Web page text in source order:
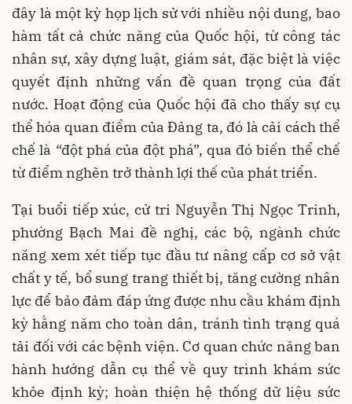
đây là một kỳ họp lịch sử với nhiều nội dung, bao
hàm tất cả chức năng của Quốc hội, từ công tác
nhân sự, xây dựng luật, giám sát, đặc biệt là việc
quyết định những vấn đề quan trọng của đất
nước. Hoạt động của Quốc hội đã cho thấy sự cụ
thể hóa quan điểm của Đảng ta, đó là cải cách thể
chế là “đột phá của đột phá”, qua đó biến thể chế
từ điểm nghẽn trở thành lợi thế của phát triển.
Tại buổi tiếp xúc, cử tri Nguyễn Thị Ngọc Trinh,
phường Bạch Mai đề nghị, các bộ, ngành chức
năng xem xét tiếp tục đầu tư nâng cấp cơ sở vật
chất y tế, bổ sung trang thiết bị, tăng cường nhân
lực để bảo đảm đáp ứng được nhu cầu khám định
kỳ hằng năm cho toàn dân, tránh tình trạng quá
tải đối với các bệnh viện. Cơ quan chức năng ban
hành hướng dẫn cụ thể về quy trình khám sức
khỏe định kỳ; hoàn thiện hệ thống dữ liệu sức